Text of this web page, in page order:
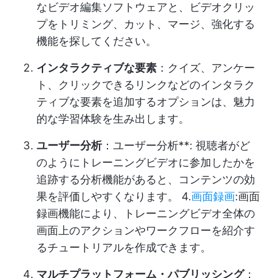
なビデオ編集ソフトウェアと、ビデオクリッ
プをトリミング、カット、マージ、強化する
機能を探してください。
インタラクティブな要素 ：クイズ、アンケー
ト、クリックできるリンクなどのインタラク
ティブな要素を追加するオプションは、魅力
的な学習体験を生み出します。
ユーザー分析：ユーザー分析**: 視聴者がど
のようにトレーニングビデオに参加したかを
追跡する分析機能があると、コンテンツの効
果を評価しやすくなります。 4.画面録画:画面
録画機能により、トレーニングビデオ全体の
画面上のアクションやワークフローを紹介す
るチュートリアルを作成できます。
マルチプラットフォーム・パブリッシング：